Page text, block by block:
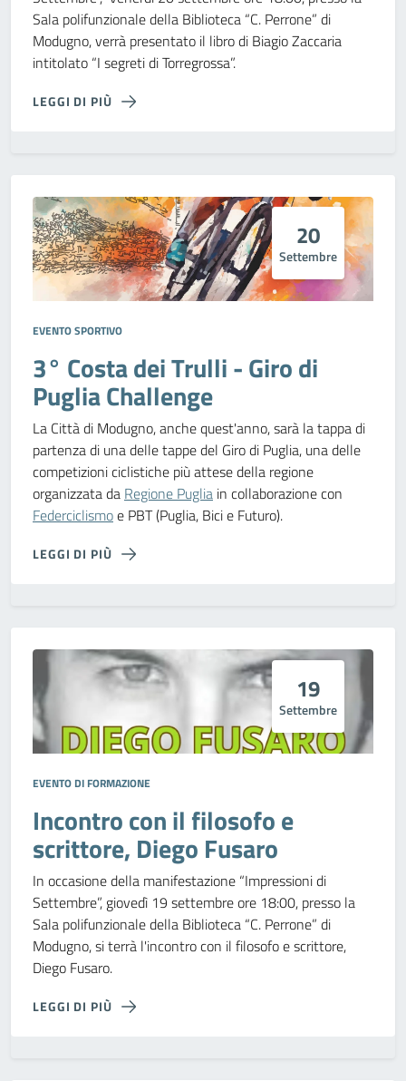
Sala polifunzionale della Biblioteca “C. Perrone” di
Modugno, verrà presentato il libro di Biagio Zaccaria
intitolato “I segreti di Torregrossa”.
LEGGI DI PIÙ
20
Settembre
EVENTO SPORTIVO
3° Costa dei Trulli - Giro di
Puglia Challenge
La Città di Modugno, anche quest'anno, sarà la tappa di
partenza di una delle tappe del Giro di Puglia, una delle
competizioni ciclistiche più attese della regione
organizzata da Regione Puglia in collaborazione con
Federciclismoe PBT (Puglia, Bici e Futuro).
LEGGI DI PIÙ
19
Settembre
EVENTO DI FORMAZIONE
Incontro con il filosofo e
scrittore, Diego Fusaro
In occasione della manifestazione “Impressioni di
Settembre”, giovedì 19 settembre ore 18:00, presso la
Sala polifunzionale della Biblioteca “C. Perrone” di
Modugno, si terrà l'incontro con il filosofo e scrittore,
Diego Fusaro.
LEGGI DI PIÙ